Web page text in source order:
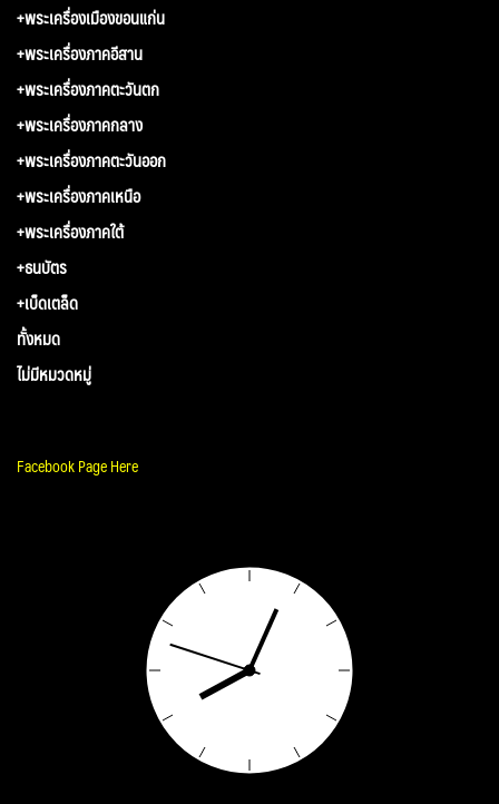
+พระเครื่องเมืองขอนแก่น
+พระเครื่องภาคอีสาน
+พระเครื่องภาคตะวันตก
+พระเครื่องภาคกลาง
+พระเครื่องภาคตะวันออก
+พระเครื่องภาคเหนือ
+พระเครื่องภาคใต้
+ธนบัตร
+เบ็ดเตล็ด
ทั้งหมด
ไม่มีหมวดหมู่
Facebook Page Here